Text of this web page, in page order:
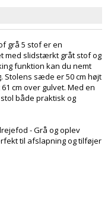
grå 5 stof er en
med slidstærkt gråt stof og
funktion kan du nemt
sæde er 50 cm højt
cm over gulvet. Med en
både praktisk og
- Grå og oplev
til afslapning og tilføjer